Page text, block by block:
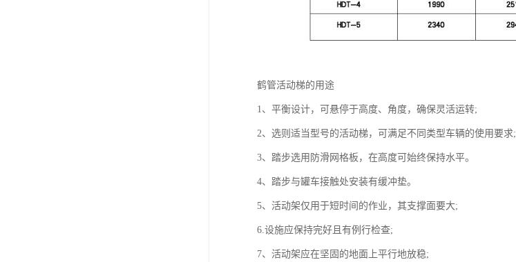
鹤管活动梯的用途
1、平衡设计，可悬停于高度、角度，确保灵活运转;
2、选则适当型号的活动梯，可满足不同类型车辆的使用要求;
3、踏步选用防滑网格板，在高度可始终保持水平。
4、踏步与罐车接触处安装有缓冲垫。
5、活动架仅用于短时间的作业，其支撑面要大;
6.设施应保持完好且有例行检查;
7、活动架应在坚固的地面上平行地放稳;